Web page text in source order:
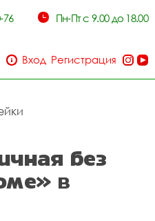
76 Пн-Пт с 9.00 до 18.00
Вход Регистрация
без
в